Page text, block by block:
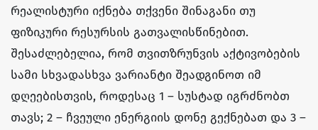
რეალისტური იქნება თქვენი შინაგანი თუ
ფიზიკური რესურსის გათვალისწინებით.
შესაძლებელია, რომ თვითზრუნვის აქტივობების
სამი სხვადასხვა ვარიანტი შეადგინოთ იმ
დღეებისთვის, როდესაც 1 – სუსტად იგრძნობთ
თავს; 2 – ჩვეული ენერგიის დონე გექნებათ და 3 –